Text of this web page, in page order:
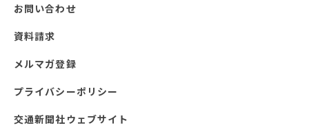
お問い合わせ
資料請求
メルマガ登録
プライバシーポリシー
交通新聞社ウェブサイト